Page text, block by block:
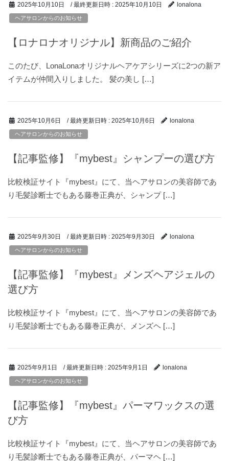
2025年10月10日 / 最終更新日時 : 2025年10月10日 lonalona
ヘアサロンからのお知らせ
【ロナロナオリジナル】新商品のご紹介
このたび、LonaLonaオリジナルヘアケアシリーズに2つの新ア
イテムが仲間入りしました。 髪の美し […]
2025年10月6日 / 最終更新日時 : 2025年10月6日 lonalona
ヘアサロンからのお知らせ
【記事監修】『mybest』シャンプーの選び方
比較検証サイト『mybest』にて、当ヘアサロンの美容師であ
り毛髪診断士でもある藤巻正典が、シャンプ […]
2025年9月30日 / 最終更新日時 : 2025年9月30日 lonalona
ヘアサロンからのお知らせ
【記事監修】『mybest』メンズヘアジェルの
選び方
比較検証サイト『mybest』にて、当ヘアサロンの美容師であ
り毛髪診断士でもある藤巻正典が、メンズヘ […]
2025年9月1日 / 最終更新日時 : 2025年9月1日 lonalona
ヘアサロンからのお知らせ
【記事監修】『mybest』パーマワックスの選
び方
比較検証サイト『mybest』にて、当ヘアサロンの美容師であ
り毛髪診断士でもある藤巻正典が、パーマヘ […]